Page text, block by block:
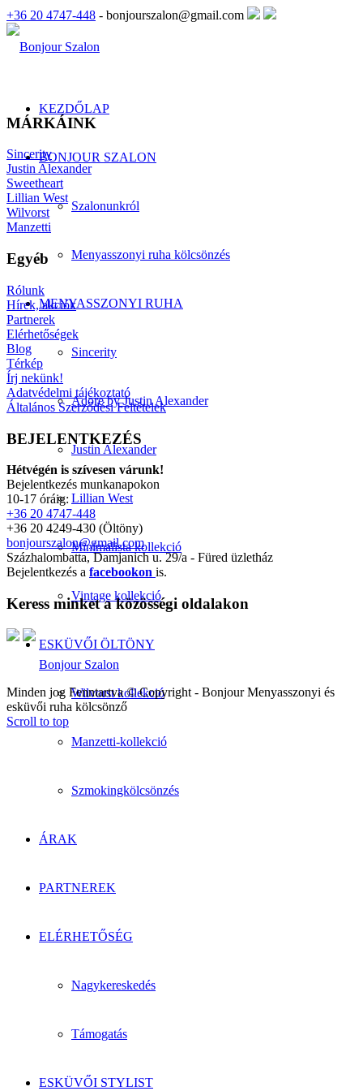
+36 20 4747-448 - bonjourszalon@gmail.com
KEZDŐLAP
BONJOUR SZALON
Szalonunkról
Menyasszonyi ruha kölcsönzés
MENYASSZONYI RUHA
Sincerity
Adore by Justin Alexander
Justin Alexander
Lillian West
Minimalista kollekció
Vintage kollekció
ESKÜVŐI ÖLTÖNY
Wilvorst kollekció
Manzetti-kollekció
Szmokingkölcsönzés
ÁRAK
PARTNEREK
ELÉRHETŐSÉG
Nagykereskedés
Támogatás
ESKÜVŐI STYLIST
MÁRKÁINK
Sincerity
Justin Alexander
Sweetheart
Lillian West
Wilvorst
Manzetti
Egyéb
Rólunk
Hírek, akciók
Partnerek
Elérhetőségek
Blog
Térkép
Írj nekünk!
Adatvédelmi tájékoztató
Általános Szerződési Feltételek
BEJELENTKEZÉS
Hétvégén is szívesen várunk!
Bejelentkezés munkanapokon
10-17 óráig:
+36 20 4747-448
+36 20 4249-430 (Öltöny)
bonjourszalon@gmail.com
Százhalombatta, Damjanich u. 29/a - Füred üzletház
Bejelentkezés a facebookon is.
Keress minket a közösségi oldalakon
Bonjour Szalon
Minden jog Fenntartva © Copyright - Bonjour Menyasszonyi és
esküvői ruha kölcsönző
Scroll to top